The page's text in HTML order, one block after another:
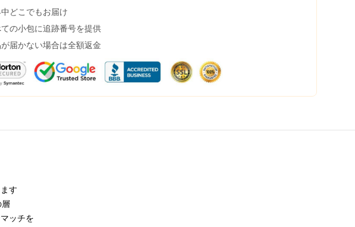
どこでもお届け
の小包に追跡番号を提供
届かない場合は全額返金
す
層
ッチを